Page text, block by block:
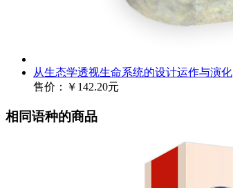
从生态学透视生命系统的设计运作与演化
售价：
￥142.20元
相同语种的商品